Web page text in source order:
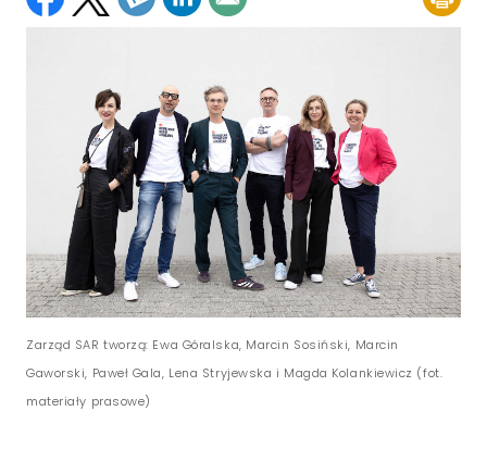
Zarząd SAR tworzą: Ewa Góralska, Marcin Sosiński, Marcin
Gaworski, Paweł Gala, Lena Stryjewska i Magda Kolankiewicz (fot.
materiały prasowe)